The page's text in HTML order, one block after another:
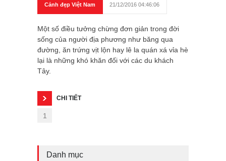
Cảnh đẹp Việt Nam 21/12/2016 04:46:06
Một số điều tưởng chừng đơn giản trong đời
sống của người địa phương như băng qua
đường, ăn trứng vịt lộn hay lê la quán xá vỉa hè
lại là những khó khăn đối với các du khách
Tây.
CHI TIẾT
1
Danh mục